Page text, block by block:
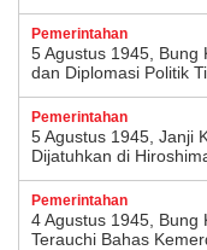
Pemerintahan
5 Agustus 1945, Bung
dan Diplomasi Politik
Pemerintahan
5 Agustus 1945, Janji
Dijatuhkan di
Pemerintahan
4 Agustus 1945, Bung
Terauchi Bahas